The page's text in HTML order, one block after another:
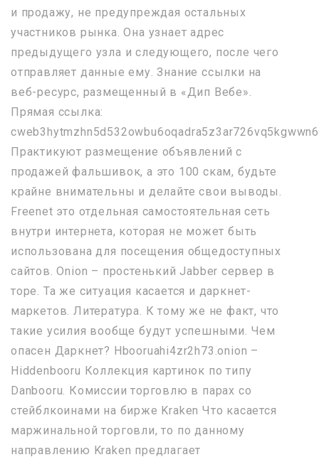
и продажу, не предупреждая остальных
участников рынка. Она узнает адрес
предыдущего узла и следующего, после чего
отправляет данные ему. Знание ссылки на
веб-ресурс, размещенный в «Дип Вебе».
Прямая ссылка:
Практикуют размещение объявлений с
продажей фальшивок, а это 100 скам, будьте
крайне внимательны и делайте свои выводы.
Freenet это отдельная самостоятельная сеть
внутри интернета, которая не может быть
использована для посещения общедоступных
сайтов. Onion – простенький Jabber сервер в
торе. Та же ситуация касается и даркнет-
маркетов. Литература. К тому же не факт, что
такие усилия вообще будут успешными. Чем
опасен Даркнет? Hbooruahi4zr2h73.onion –
Hiddenbooru Коллекция картинок по типу
Danbooru. Комиссии торговлю в парах со
стейблкоинами на бирже Kraken Что касается
маржинальной торговли, то по данному
направлению Kraken предлагает